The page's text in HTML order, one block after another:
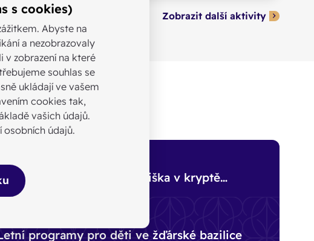
Zobrazit další aktivity
Jubileum sv. Františka v kryptě
katedrály
programy pro děti ve žďárské bazilice
s cookies)
Abyste na
a nezobrazovaly
v zobrazení na které
souhlas se
ukládají ve vašem
cookies tak,
vašich údajů.
osobních údajů.